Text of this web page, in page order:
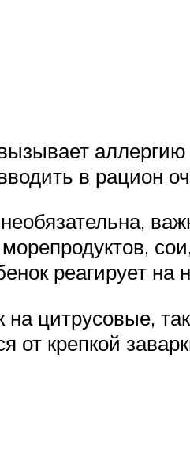
в рацион
реагирует на
цитрусовые,
от крепкой